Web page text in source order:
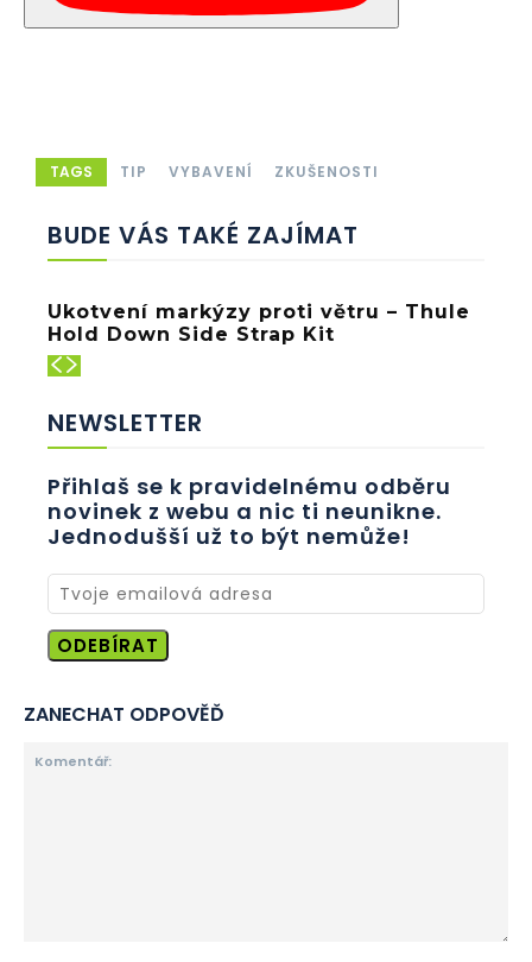
TAGS TIP VYBAVENÍ ZKUŠENOSTI
BUDE VÁS TAKÉ ZAJÍMAT
Ukotvení markýzy proti větru – Thule
Hold Down Side Strap Kit
NEWSLETTER
Přihlaš se k pravidelnému odběru
novinek z webu a nic ti neunikne.
Jednodušší už to být nemůže!
ODEBÍRAT
ZANECHAT ODPOVĚĎ